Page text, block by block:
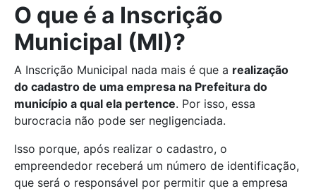
O que é a Inscrição
Municipal (MI)?
A Inscrição Municipal nada mais é que a realização
do cadastro de uma empresa na Prefeitura do
município a qual ela pertence. Por isso, essa
burocracia não pode ser negligenciada.
Isso porque, após realizar o cadastro, o
empreendedor receberá um número de identificação,
que será o responsável por permitir que a empresa